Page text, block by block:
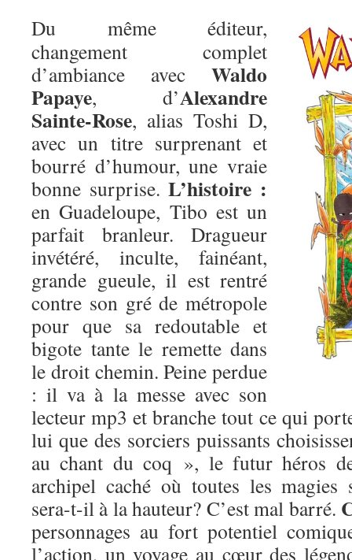
Du même éditeur,
changement complet
d’ambiance avec Waldo
Papaye, d’Alexandre
Sainte-Rose, alias Toshi D,
avec un titre surprenant et
bourré d’humour, une vraie
bonne surprise.L’histoire :
en Guadeloupe, Tibo est un
parfait branleur. Dragueur
invétéré, inculte, fainéant,
grande gueule, il est rentré
contre son gré de métropole
pour que sa redoutable et
bigote tante le remette dans
le droit chemin. Peine perdue
: il va à la messe avec son
lecteur mp3 et branche tout ce qui
lui que des sorciers puissants
au chant du coq », le futur héros
archipel caché où toutes les
sera-t-il à la hauteur? C’est mal barré.
personnages au fort potentiel
l’action, un voyage au cœur des